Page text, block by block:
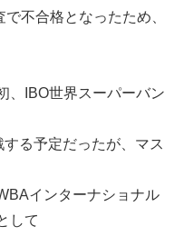
不合格となったため、
、IBO世界スーパーバン
する予定だったが、マス
インターナショナル
して